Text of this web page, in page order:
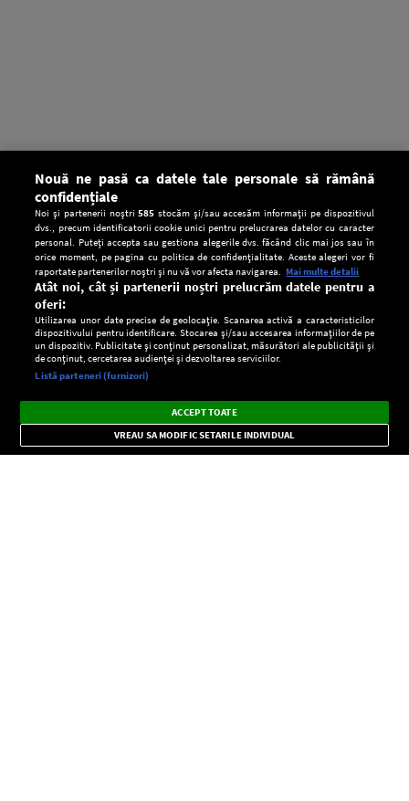
CONFIDENŢIALITATE
Setări:
Dark
Mode
Radio live, podcasturi, știri și alerte
importante.
×
Nouă ne pasă ca datele tale personale să rămână
confidențiale
Noi și partenerii noștri585 stocăm și/sau accesăm informații pe dispozitivul
dvs., precum identificatorii cookie unici pentru prelucrarea datelor cu caracter
personal. Puteți accepta sau gestiona alegerile dvs. făcând clic mai jos sau în
orice moment, pe pagina cu politica de confidențialitate. Aceste alegeri vor fi
raportate partenerilor noștri și nu vă vor afecta navigarea. Mai multe detalii
Atât noi, cât și partenerii noștri prelucrăm datele pentru a
oferi:
Utilizarea unor date precise de geolocație. Scanarea activă a caracteristicilor
dispozitivului pentru identificare. Stocarea și/sau accesarea informațiilor de pe
un dispozitiv. Publicitate și conținut personalizat, măsurători ale publicității și
de conținut, cercetarea audienței și dezvoltarea serviciilor.
Listă parteneri (furnizori)
ACCEPT TOATE
VREAU SA MODIFIC SETARILE INDIVIDUAL